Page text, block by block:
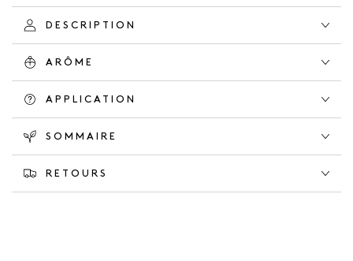
NATURAL
CONDITIONER
ORANGE
GROVE
NATURAL
CONDITIONER
ORANGE
DESCRIPTION
ARÔME
APPLICATION
SOMMAIRE
RETOURS